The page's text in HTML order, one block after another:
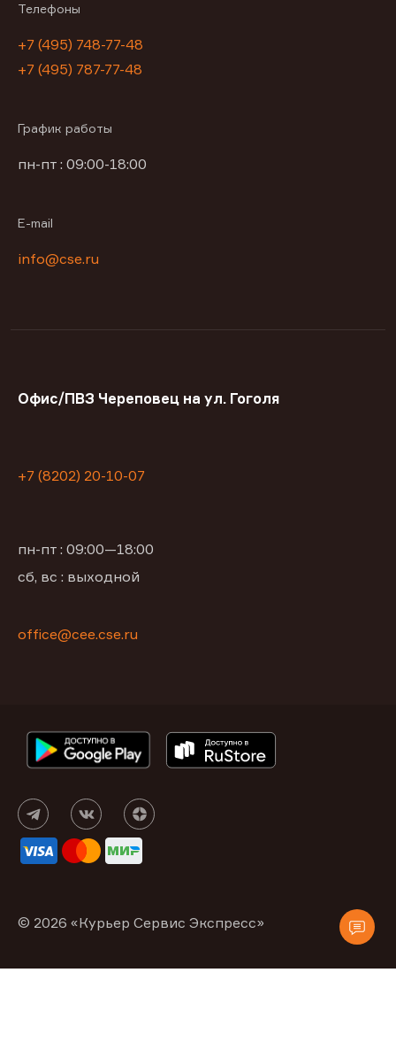
Телефоны
+7 (495) 748-77-48
+7 (495) 787-77-48
График работы
пн-пт : 09:00-18:00
E-mail
info@cse.ru
Офис/ПВЗ Череповец на ул. Гоголя
+7 (8202) 20-10-07
пн-пт : 09:00—18:00
сб, вс : выходной
office@сее.cse.ru
© 2026 «Курьер Сервис Экспресс»